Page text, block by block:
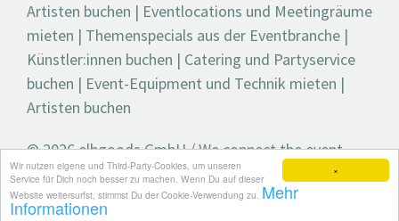
×
Wir nutzen eigene und Third-Party-Cookies, um unseren
Service für Dich noch besser zu machen. Wenn Du auf dieser
Website weitersurfst, stimmst Du der Cookie-Verwendung zu. Mehr
Informationen
Artisten buchen | Eventlocations und Meetingräume
mieten | Themenspecials aus der Eventbranche |
Künstler:innen buchen | Catering und Partyservice
buchen | Event-Equipment und Technik mieten |
Artisten buchen
© 2026 elbgoods GmbH / We connect the event
industry / Medienvielfalt für die Eventplanung /
Eventbranchenbuch, Blog, Magazin und mehr